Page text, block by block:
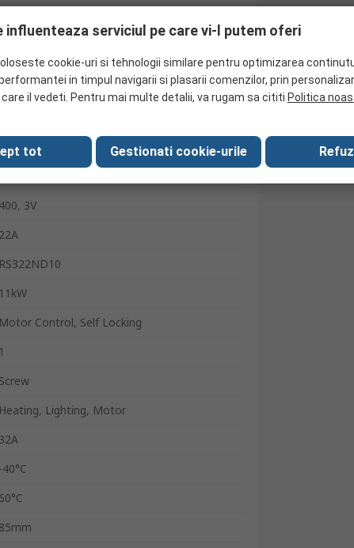
Pro
400, 3V
22A
RS322ND10
11kW
Motor Control, Self Locking
1
Screw
Heating, Lighting, Motor
32A
-40°C
60°C
85mm
influenteaza serviciul pe care vi-l putem oferi
cookie-uri si tehnologii similare pentru optimizarea
in timpul navigarii si plasarii comenzilor, prin
il vedeti. Pentru mai multe detalii, va rugam sa cititi Politica
tot Gestionati cookie-urile